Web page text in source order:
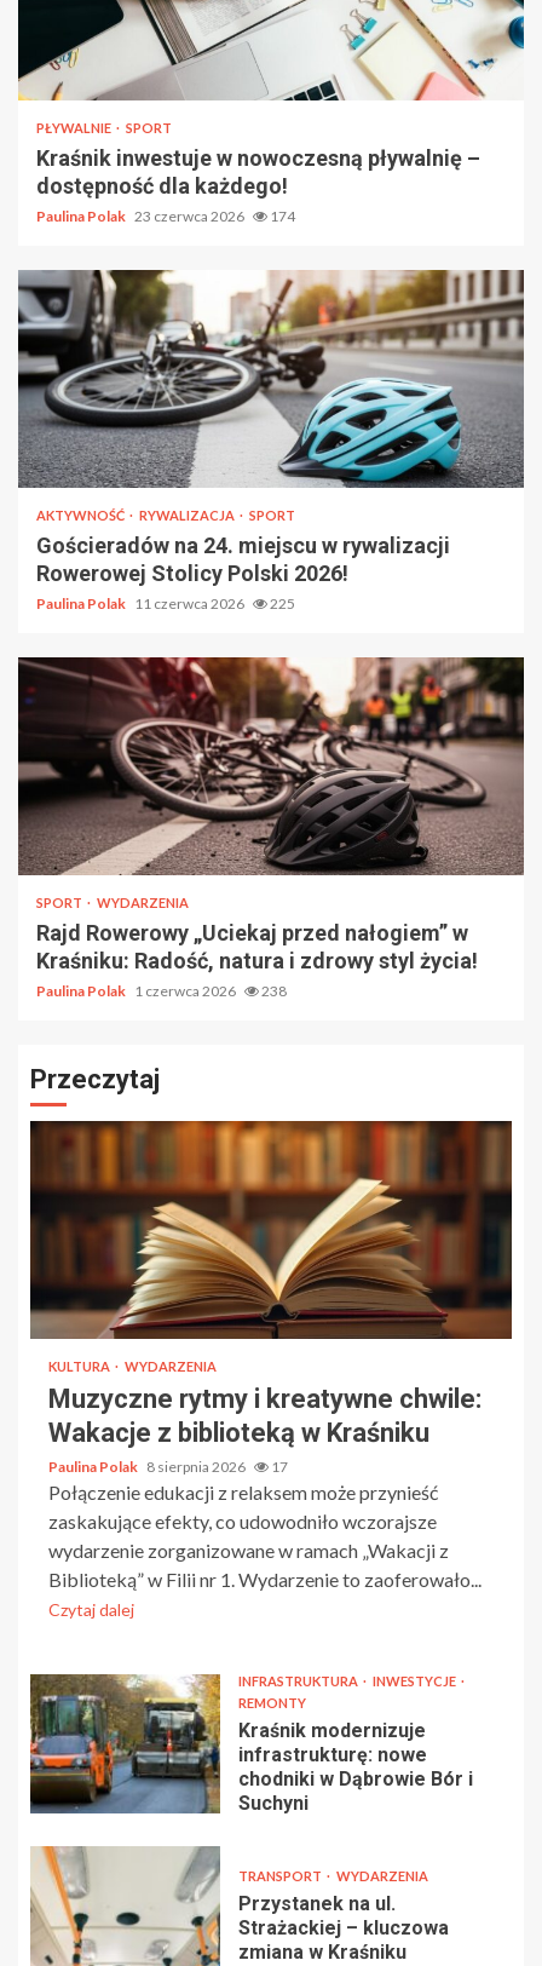
PŁYWALNIE SPORT
Kraśnik inwestuje w nowoczesną pływalnię –
dostępność dla każdego!
Paulina Polak 23 czerwca 2026 174
AKTYWNOŚĆ RYWALIZACJA SPORT
Gościeradów na 24. miejscu w rywalizacji
Rowerowej Stolicy Polski 2026!
Paulina Polak 11 czerwca 2026 225
SPORT WYDARZENIA
Rajd Rowerowy „Uciekaj przed nałogiem” w
Kraśniku: Radość, natura i zdrowy styl życia!
Paulina Polak 1 czerwca 2026 238
Przeczytaj
KULTURA WYDARZENIA
Muzyczne rytmy i kreatywne chwile:
Wakacje z biblioteką w Kraśniku
Paulina Polak 8 sierpnia 2026 17
Połączenie edukacji z relaksem może przynieść
zaskakujące efekty, co udowodniło wczorajsze
wydarzenie zorganizowane w ramach „Wakacji z
Biblioteką” w Filii nr 1. Wydarzenie to zaoferowało...
Czytaj dalej
INFRASTRUKTURA
INWESTYCJE
REMONTY
Kraśnik modernizuje
infrastrukturę: nowe
chodniki w Dąbrowie Bór i
Suchyni
TRANSPORT WYDARZENIA
Przystanek na ul.
Strażackiej – kluczowa
zmiana w Kraśniku